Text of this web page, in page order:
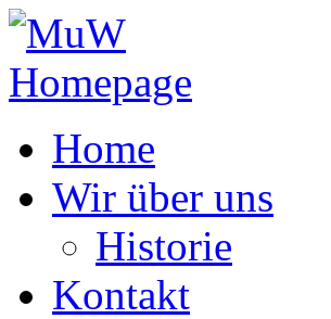
Home
Wir über uns
Historie
Kontakt